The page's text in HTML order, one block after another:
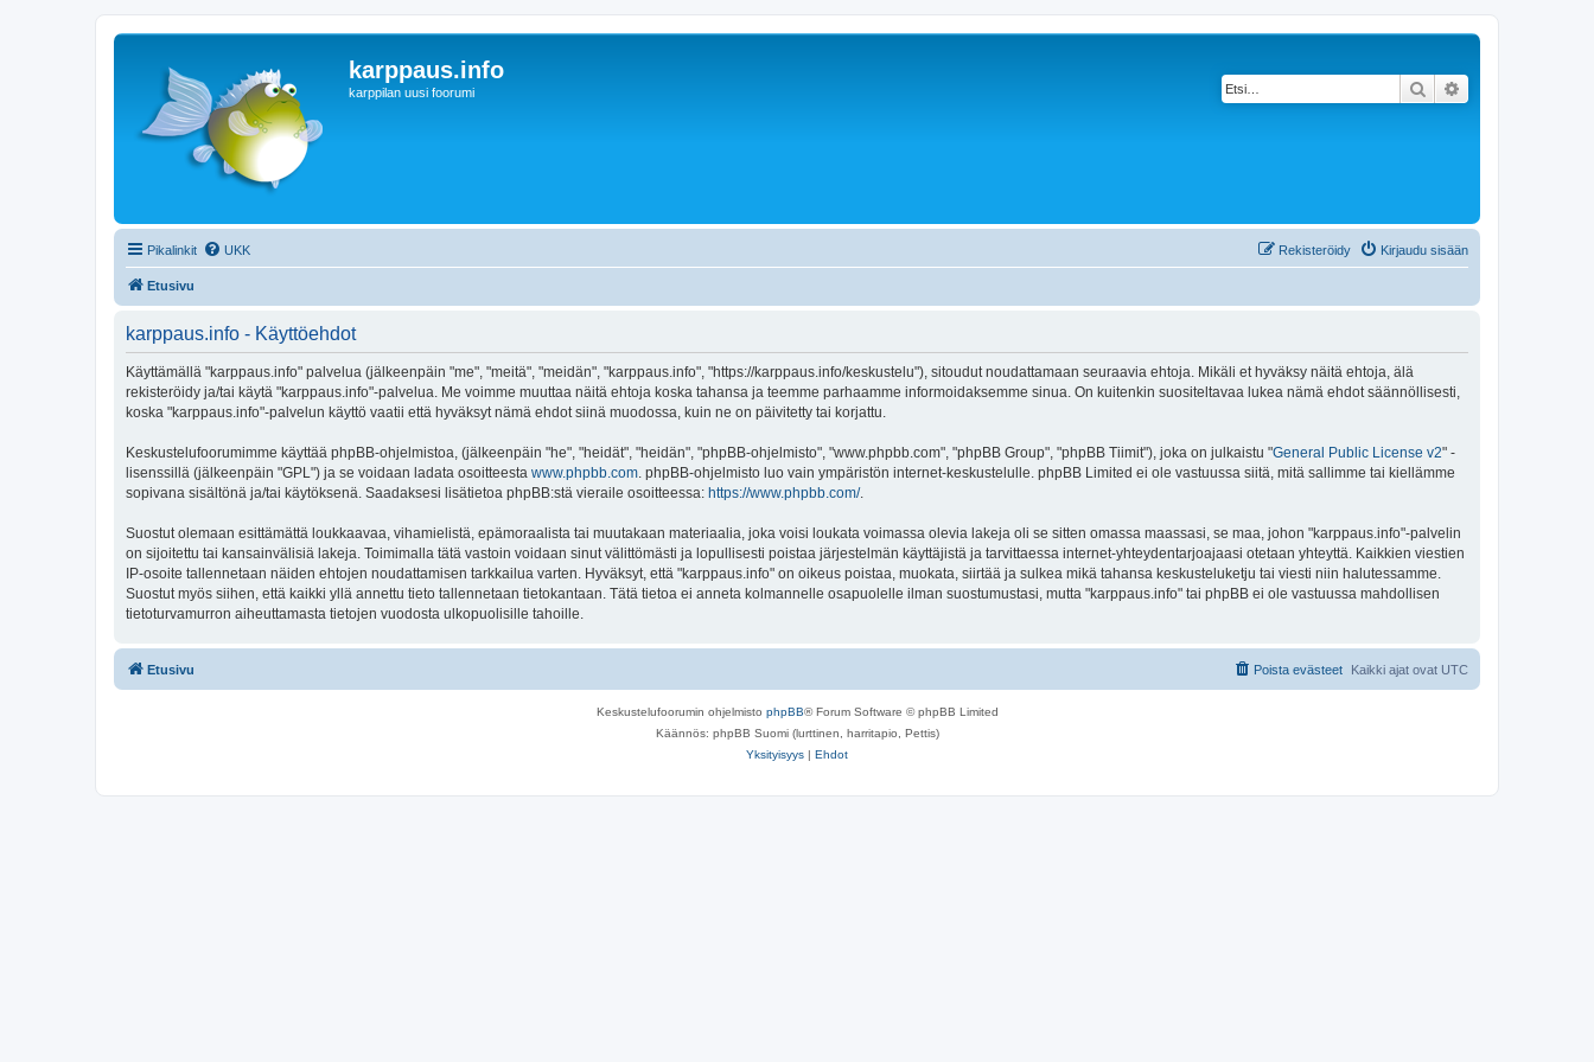
karppaus.info
karppilan uusi foorumi Etsi
Pikalinkit UKK Kirjaudu sisään
Rekisteröidy
Etusivu
karppaus.info - Käyttöehdot
Käyttämällä "karppaus.info" palvelua (jälkeenpäin "me", "meitä", "meidän", "karppaus.info", "https://karppaus.info/keskustelu"), sitoudut noudattamaan seuraavia ehtoja. Mikäli et hyväksy näitä ehtoja, älä
rekisteröidy ja/tai käytä "karppaus.info"-palvelua. Me voimme muuttaa näitä ehtoja koska tahansa ja teemme parhaamme informoidaksemme sinua. On kuitenkin suositeltavaa lukea nämä ehdot säännöllisesti,
koska "karppaus.info"-palvelun käyttö vaatii että hyväksyt nämä ehdot siinä muodossa, kuin ne on päivitetty tai korjattu.
Keskustelufoorumimme käyttää phpBB-ohjelmistoa, (jälkeenpäin "he", "heidät", "heidän", "phpBB-ohjelmisto", "www.phpbb.com", "phpBB Group", "phpBB Tiimit"), joka on julkaistu "General Public License v2" -
lisenssillä (jälkeenpäin "GPL") ja se voidaan ladata osoitteesta www.phpbb.com. phpBB-ohjelmisto luo vain ympäristön internet-keskustelulle. phpBB Limited ei ole vastuussa siitä, mitä sallimme tai kiellämme
sopivana sisältönä ja/tai käytöksenä. Saadaksesi lisätietoa phpBB:stä vieraile osoitteessa: https://www.phpbb.com/.
Suostut olemaan esittämättä loukkaavaa, vihamielistä, epämoraalista tai muutakaan materiaalia, joka voisi loukata voimassa olevia lakeja oli se sitten omassa maassasi, se maa, johon "karppaus.info"-palvelin
on sijoitettu tai kansainvälisiä lakeja. Toimimalla tätä vastoin voidaan sinut välittömästi ja lopullisesti poistaa järjestelmän käyttäjistä ja tarvittaessa internet-yhteydentarjoajaasi otetaan yhteyttä. Kaikkien viestien
IP-osoite tallennetaan näiden ehtojen noudattamisen tarkkailua varten. Hyväksyt, että "karppaus.info" on oikeus poistaa, muokata, siirtää ja sulkea mikä tahansa keskusteluketju tai viesti niin halutessamme.
Suostut myös siihen, että kaikki yllä annettu tieto tallennetaan tietokantaan. Tätä tietoa ei anneta kolmannelle osapuolelle ilman suostumustasi, mutta "karppaus.info" tai phpBB ei ole vastuussa mahdollisen
tietoturvamurron aiheuttamasta tietojen vuodosta ulkopuolisille tahoille.
Etusivu Kaikki ajat ovat UTC
Poista evästeet
Keskustelufoorumin ohjelmisto phpBB® Forum Software © phpBB Limited
Käännös: phpBB Suomi (lurttinen, harritapio, Pettis)
Yksityisyys | Ehdot